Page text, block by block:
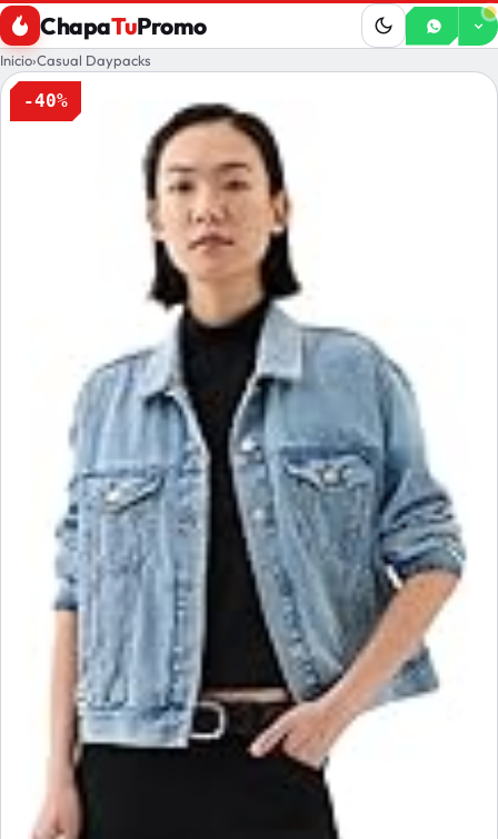
ChapaTuPromo
Inicio›Casual Daypacks
-40%